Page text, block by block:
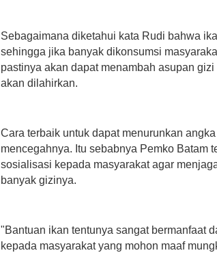
Sebagaimana diketahui kata Rudi bahwa
sehingga jika banyak dikonsumsi
pastinya akan dapat menambah asupan
akan dilahirkan.
Cara terbaik untuk dapat menurunkan
mencegahnya. Itu sebabnya Pemko Batam
sosialisasi kepada masyarakat agar
banyak gizinya.
"Bantuan ikan tentunya sangat bermanfaat
kepada masyarakat yang mohon maaf